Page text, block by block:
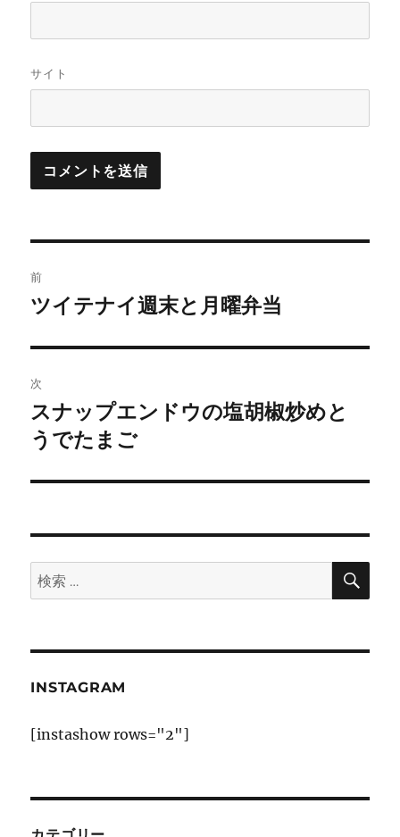
サイト
稿
ビ
ゲ
ー
シ
ン
前
前
投
稿:
ツイテナイ週末と月曜弁当
次
次
の
稿:
スナップエンドウの塩胡椒炒めと
うでたまご
検
索:
検
INSTAGRAM
[instashow rows="2"]